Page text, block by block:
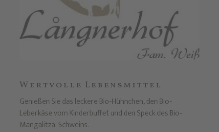
Wertvolle Lebensmittel
Genießen Sie das leckere Bio-Hühnchen, den Bio-
Leberkäse vom Kinderbuffet und den Speck des Bio-
Mangalitza-Schweins.